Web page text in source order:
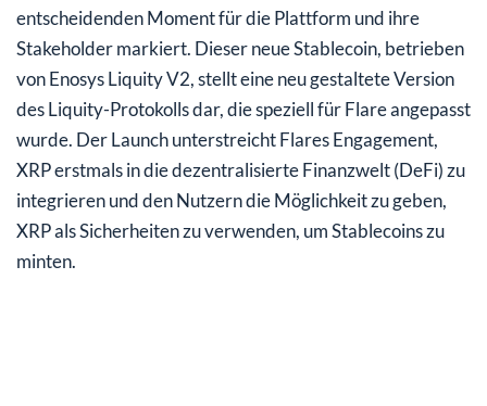
entscheidenden Moment für die Plattform und ihre
Stakeholder markiert. Dieser neue Stablecoin, betrieben
von Enosys Liquity V2, stellt eine neu gestaltete Version
des Liquity-Protokolls dar, die speziell für Flare angepasst
wurde. Der Launch unterstreicht Flares Engagement,
XRP erstmals in die dezentralisierte Finanzwelt (DeFi) zu
integrieren und den Nutzern die Möglichkeit zu geben,
XRP als Sicherheiten zu verwenden, um Stablecoins zu
minten.